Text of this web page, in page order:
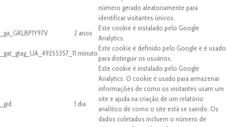
número gerado aleatoriamente para
identificar visitantes únicos.
_ga_GKLBP1Y97V
2 anos
Este cookie é instalado pelo Google
Analytics.
_gat_gtag_UA_49255357_11 minuto
Este cookie é definido pelo Google e é usado
para distinguir os usuários.
_gid 1 dia
Este cookie é instalado pelo Google
Analytics. O cookie é usado para armazenar
informações de como os visitantes usam um
site e ajuda na criação de um relatório
analítico de como o site está se saindo. Os
dados coletados incluem o número de